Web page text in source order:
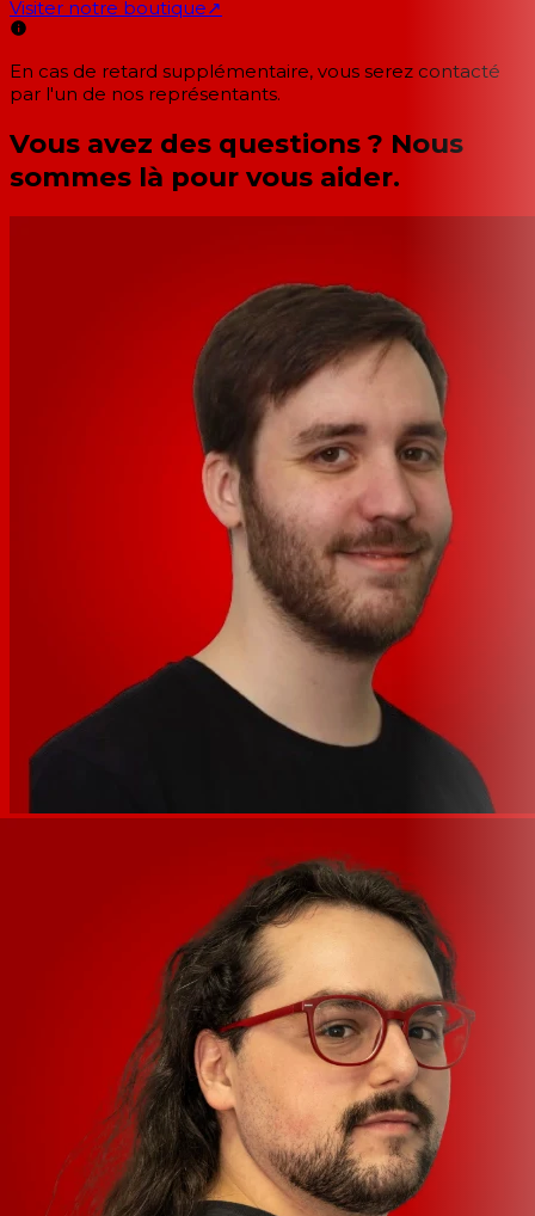
Visiter notre boutique↗
En cas de retard supplémentaire, vous serez contacté
par l'un de nos représentants.
Vous avez des questions ? Nous
sommes là pour vous aider.